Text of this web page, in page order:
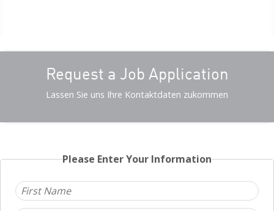
Request a Job Application
Lassen Sie uns Ihre Kontaktdaten zukommen
Please Enter Your Information
E-
Mail